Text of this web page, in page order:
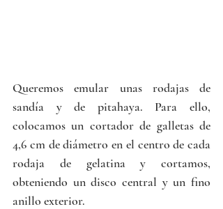
Queremos emular unas rodajas de
sandía y de pitahaya. Para ello,
colocamos un cortador de galletas de
4,6 cm de diámetro en el centro de cada
rodaja de gelatina y cortamos,
obteniendo un disco central y un fino
anillo exterior.